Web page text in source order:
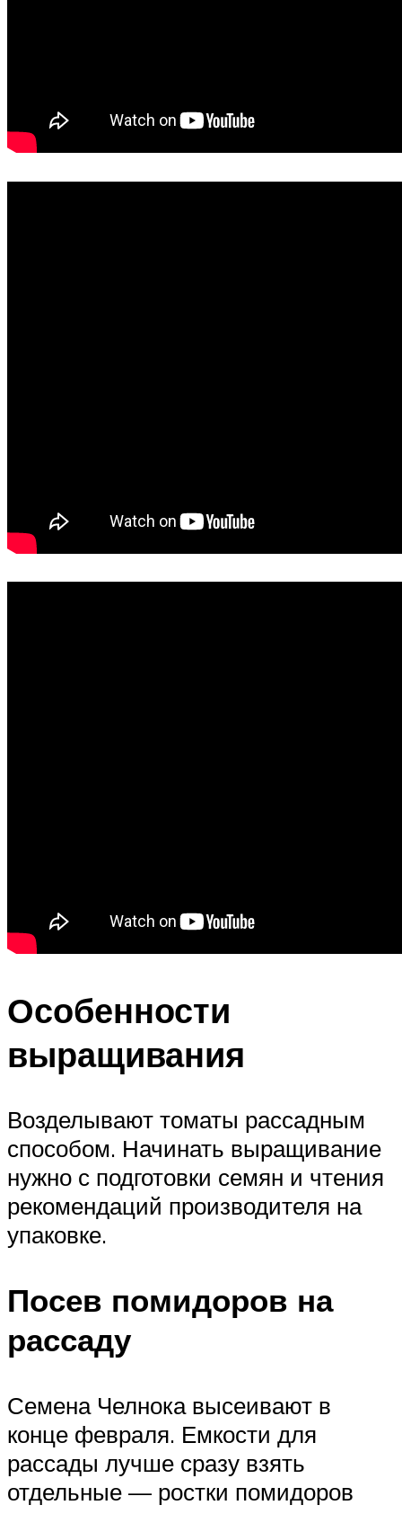
Особенности
выращивания
Возделывают томаты рассадным
способом. Начинать выращивание
нужно с подготовки семян и чтения
рекомендаций производителя на
упаковке.
Посев помидоров на
рассаду
Семена Челнока высеивают в
конце февраля. Емкости для
рассады лучше сразу взять
отдельные — ростки помидоров